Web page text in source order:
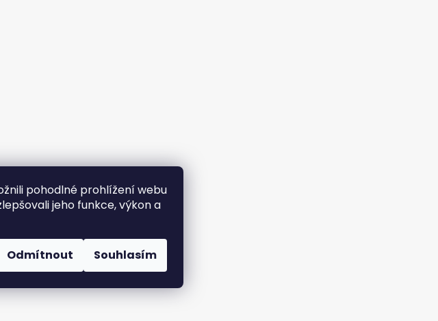
pohodlné prohlížení webu
jeho funkce, výkon a
Odmítnout Souhlasím